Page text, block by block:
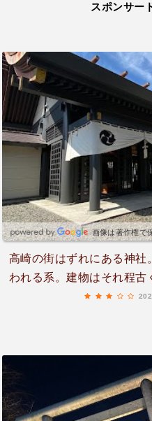
スポンサー
画像は著作権で
高崎の街はずれにある神社
われる系。建物はそれ程古